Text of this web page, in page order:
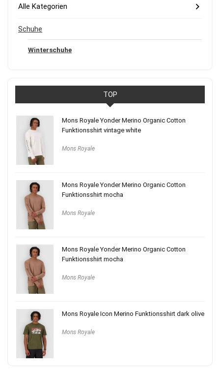
Alle Kategorien
Schuhe
Winterschuhe
TOP
Mons Royale Yonder Merino Organic Cotton
Funktionsshirt vintage white
Mons Royale
Mons Royale Yonder Merino Organic Cotton
Funktionsshirt mocha
Mons Royale
Mons Royale Yonder Merino Organic Cotton
Funktionsshirt mocha
Mons Royale
Mons Royale Icon Merino Funktionsshirt dark olive
Mons Royale